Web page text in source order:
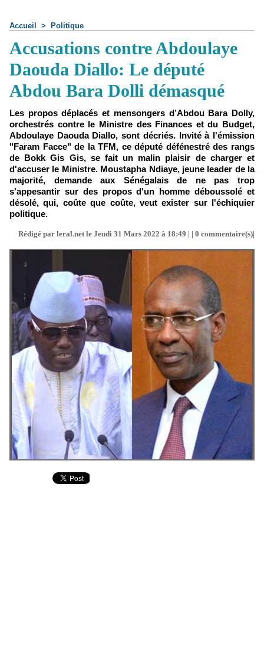
Accueil > Politique
Accusations contre Abdoulaye
Daouda Diallo: Le député
Abdou Bara Dolli démasqué
Les propos déplacés et mensongers d’Abdou Bara Dolly,
orchestrés contre le Ministre des Finances et du Budget,
Abdoulaye Daouda Diallo, sont décriés. Invité à l'émission
"Faram Facce" de la TFM, ce député défénestré des rangs
de Bokk Gis Gis, se fait un malin plaisir de charger et
d'accuser le Ministre. Moustapha Ndiaye, jeune leader de la
majorité, demande aux Sénégalais de ne pas trop
s'appesantir sur des propos d'un homme déboussolé et
désolé, qui, coûte que coûte, veut exister sur l'échiquier
politique.
Rédigé par leral.net le Jeudi 31 Mars 2022 à 18:49 | | 0 commentaire(s)|